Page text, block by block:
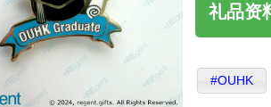
礼品资
#OUHK